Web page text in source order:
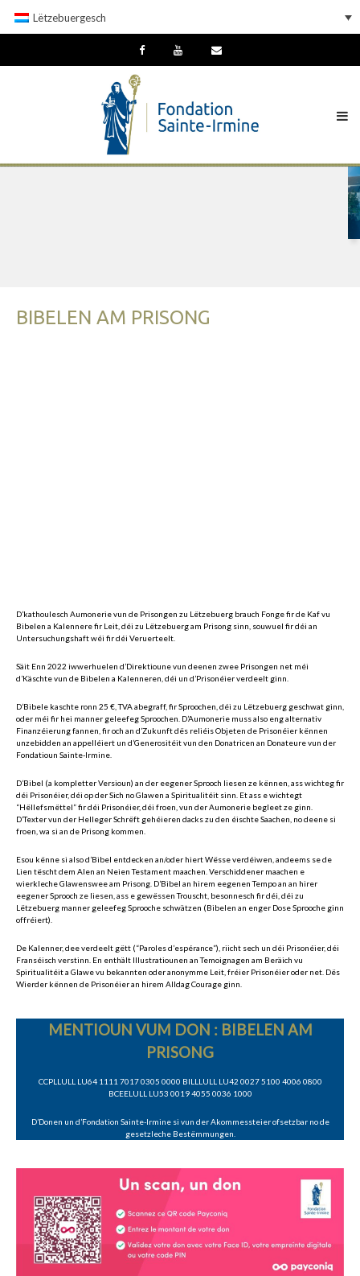
Lëtzebuergesch
BIBELEN AM PRISONG
D’kathoulesch Aumonerie vun de Prisongen zu Lëtzebuerg brauch Fonge fir de Kaf vu
Bibelen a Kalennere fir Leit, déi zu Lëtzebuerg am Prisong sinn, souwuel fir déi an
Untersuchungshaft wéi fir déi Veruerteelt.
Säit Enn 2022 iwwerhuelen d’Direktioune vun deenen zwee Prisongen net méi
d’Käschte vun de Bibelen a Kalenneren, déi un d’Prisonéier verdeelt ginn.
D’Bibele kaschte ronn 25 €, TVA abegraff, fir Sproochen, déi zu Lëtzebuerg geschwat ginn,
oder méi fir hei manner geleefeg Sproochen. D’Aumonerie muss also eng alternativ
Finanzéierung fannen, fir och an d’Zukunft dës reliéis Objeten de Prisonéier kënnen
unzebidden an appelléiert un d’Generositéit vun den Donatricen an Donateure vun der
Fondatioun Sainte-Irmine.
D’Bibel (a kompletter Versioun) an der eegener Sprooch liesen ze kënnen, ass wichteg fir
déi Prisonéier, déi op der Sich no Glawen a Spiritualitéit sinn. Et ass e wichtegt
“Hëllefsmëttel” fir déi Prisonéier, déi froen, vun der Aumonerie begleet ze ginn.
D’Texter vun der Helleger Schrëft gehéieren dacks zu den éischte Saachen, no deene si
froen, wa si an de Prisong kommen.
Esou kënne si also d’Bibel entdecken an/oder hiert Wësse verdéiwen, andeems se de
Lien tëscht dem Alen an Neien Testament maachen. Verschiddener maachen e
wierkleche Glawenswee am Prisong. D’Bibel an hirem eegenen Tempo an an hirer
eegener Sprooch ze liesen, ass e gewëssen Trouscht, besonnesch fir déi, déi zu
Lëtzebuerg manner geleefeg Sprooche schwätzen (Bibelen an enger Dose Sprooche ginn
offréiert).
De Kalenner, dee verdeelt gëtt (“Paroles d’espérance”), riicht sech un déi Prisonéier, déi
Franséisch verstinn. En enthält Illustratiounen an Temoignagen am Beräich vu
Spiritualitéit a Glawe vu bekannten oder anonymme Leit, fréier Prisonéier oder net. Dës
Wierder kënnen de Prisonéier an hirem Alldag Courage ginn.
MENTIOUN VUM DON : BIBELEN AM
PRISONG
CCPLLULL LU64 1111 7017 0305 0000 BILLLULL LU42 0027 5100 4006 0800
BCEELULL LU53 0019 4055 0036 1000
D’Donen un d’Fondation Sainte-Irmine si vun der Akommessteier ofsetzbar no de
gesetzleche Bestëmmungen.